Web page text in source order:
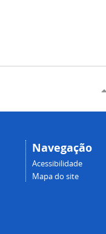
Navegação
Acessibilidade
Mapa do site